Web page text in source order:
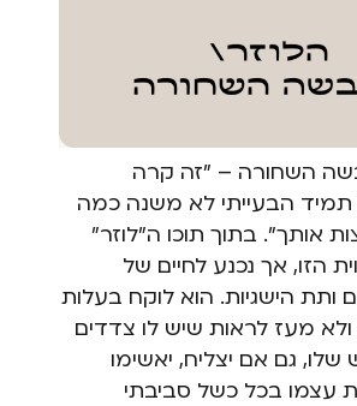
השחורה – "זה קרה
תמיד הבעייתי לא משנה כמה
אותך". בתוך תוכו ה"לוזר"
הזו, אך נכנע לחיים של
ותת הישגיות. הוא לוקח בעלות
מעז לראות שיש לו צדדים
שלו, גם אם יצליח, יאשימו
עצמו בכל כשל סביבתי